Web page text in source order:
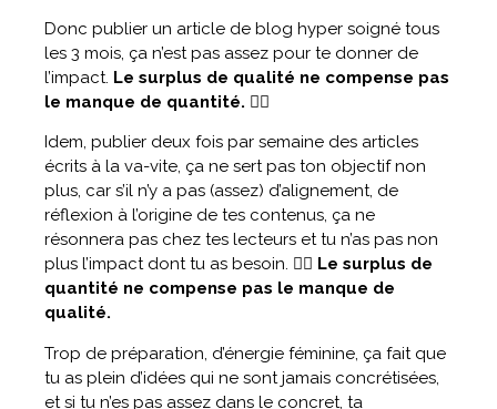
Donc publier un article de blog hyper soigné tous
les 3 mois, ça n’est pas assez pour te donner de
l’impact. Le surplus de qualité ne compense pas
le manque de quantité. 🤷‍♀️
Idem, publier deux fois par semaine des articles
écrits à la va-vite, ça ne sert pas ton objectif non
plus, car s’il n’y a pas (assez) d’alignement, de
réflexion à l’origine de tes contenus, ça ne
résonnera pas chez tes lecteurs et tu n’as pas non
plus l’impact dont tu as besoin. 💁‍♀️ Le surplus de
quantité ne compense pas le manque de
qualité.
Trop de préparation, d’énergie féminine, ça fait que
tu as plein d’idées qui ne sont jamais concrétisées,
et si tu n’es pas assez dans le concret, ta